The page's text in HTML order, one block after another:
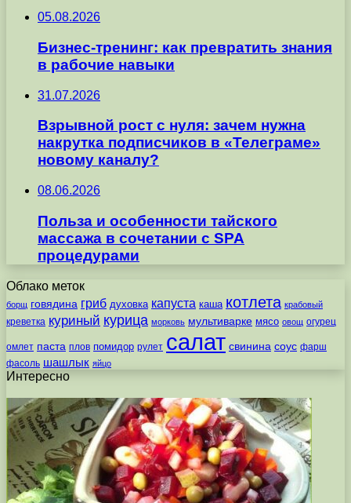
05.08.2026
Бизнес-тренинг: как превратить знания
в рабочие навыки
31.07.2026
Взрывной рост с нуля: зачем нужна
накрутка подписчиков в «Телеграме»
новому каналу?
08.06.2026
Польза и особенности тайского
массажа в сочетании с SPA
процедурами
Облако меток
борщ говядина гриб духовка капуста каша котлета крабовый
креветка куриный курица морковь мультиварке мясо овощ огурец
омлет паста плов помидор рулет салат свинина соус фарш
фасоль шашлык яйцо
Интересно